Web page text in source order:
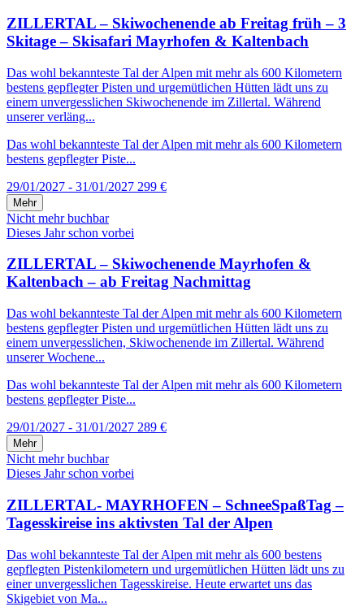
ZILLERTAL – Skiwochenende ab Freitag früh – 3
Skitage – Skisafari Mayrhofen & Kaltenbach
Das wohl bekannteste Tal der Alpen mit mehr als 600 Kilometern
bestens gepflegter Pisten und urgemütlichen Hütten lädt uns zu
einem unvergesslichen Skiwochenende im Zillertal. Während
unserer verläng...
Das wohl bekannteste Tal der Alpen mit mehr als 600 Kilometern
bestens gepflegter Piste...
29/01/2027 - 31/01/2027 299 €
Mehr
Nicht mehr buchbar
Dieses Jahr schon vorbei
ZILLERTAL – Skiwochenende Mayrhofen &
Kaltenbach – ab Freitag Nachmittag
Das wohl bekannteste Tal der Alpen mit mehr als 600 Kilometern
bestens gepflegter Pisten und urgemütlichen Hütten lädt uns zu
einem unvergesslichen, Skiwochenende im Zillertal. Während
unserer Wochene...
Das wohl bekannteste Tal der Alpen mit mehr als 600 Kilometern
bestens gepflegter Piste...
29/01/2027 - 31/01/2027 289 €
Mehr
Nicht mehr buchbar
Dieses Jahr schon vorbei
ZILLERTAL- MAYRHOFEN – SchneeSpaßTag –
Tagesskireise ins aktivsten Tal der Alpen
Das wohl bekannteste Tal der Alpen mit mehr als 600 bestens
gepflegten Pistenkilometern und urgemütlichen Hütten lädt uns zu
einer unvergesslichen Tagesskireise. Heute erwartet uns das
Skigebiet von Ma...